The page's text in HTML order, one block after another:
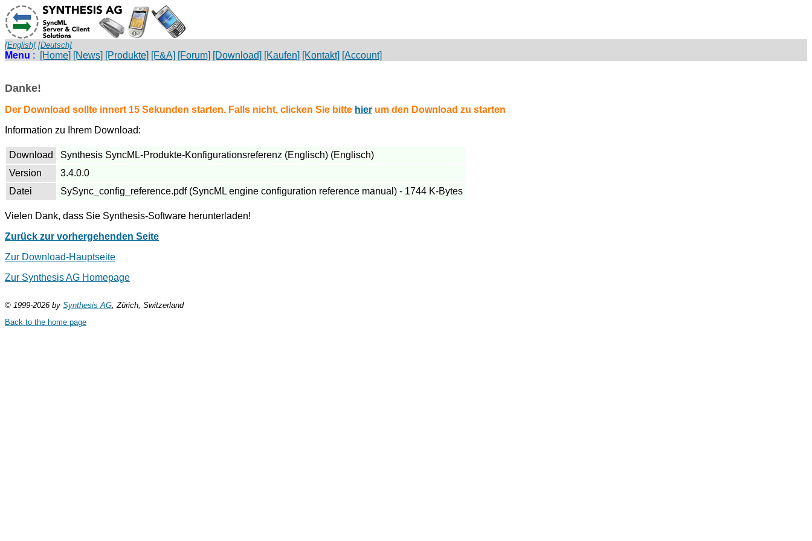
[English] [Deutsch]
Menu : [Home] [News] [Produkte] [F&A] [Forum] [Download] [Kaufen] [Kontakt] [Account]
Danke!
Der Download sollte innert 15 Sekunden starten. Falls nicht, clicken Sie bitte hier um den Download zu starten
Information zu Ihrem Download:
Download
Synthesis SyncML-Produkte-Konfigurationsreferenz (Englisch) (Englisch)
Version
3.4.0.0
Datei
SySync_config_reference.pdf (SyncML engine configuration reference manual) - 1744 K-Bytes
Vielen Dank, dass Sie Synthesis-Software herunterladen!
Zurück zur vorhergehenden Seite
Zur Download-Hauptseite
Zur Synthesis AG Homepage
© 1999-2026 by Synthesis AG , Zürich, Switzerland
Back to the home page